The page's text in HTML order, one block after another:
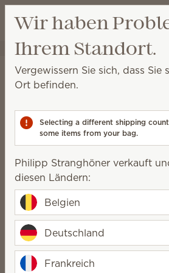
Philipp Stranghöner Party
Wäschepflege
sind das Geheimnis für saubere,
unwiderstehliche Wäsche.
Textilerfrischer
Es ist
Wir haben
Ihrem Standort.
Vergewissern Sie sich, dass Sie
Ort befinden.
Selecting a different shipping
some items from your bag.
Philipp Stranghöner verkauft
diesen Ländern:
Belgien
Deutschland
Frankreich